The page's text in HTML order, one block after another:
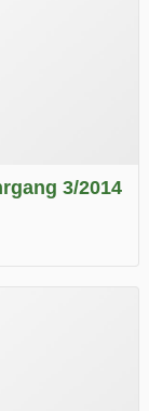
3/2014